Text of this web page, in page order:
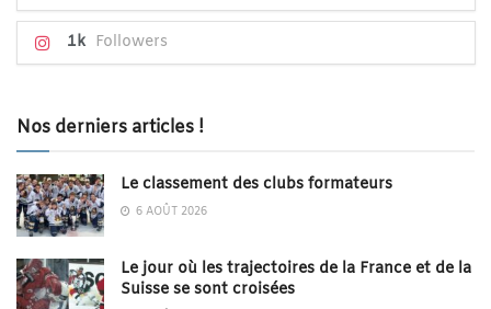
1k Followers
Nos derniers articles !
Le classement des clubs formateurs
6 AOÛT 2026
Le jour où les trajectoires de la France et de la
Suisse se sont croisées